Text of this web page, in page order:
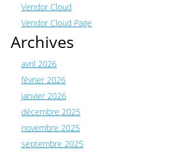
Vendor Cloud
Vendor Cloud Page
Archives
avril 2026
février 2026
janvier 2026
décembre 2025
novembre 2025
septembre 2025